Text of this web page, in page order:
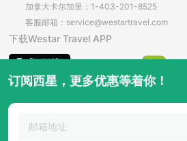
加拿大卡尔加里：1-403-201-8525
客服邮箱：service@westartravel.com
下载Westar Travel APP
安卓直接下载
订阅西星，更多优惠等着你！